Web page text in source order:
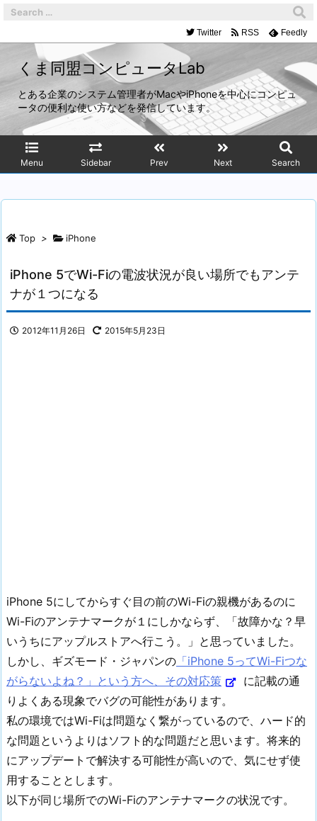
くま同盟コンピュータLab
とある企業のシステム管理者がMacやiPhoneを中心にコンピュ
ータの便利な使い方などを発信しています。
Menu Sidebar Prev Next Search
Twitter RSS Feedly
Top > iPhone
iPhone 5でWi-Fiの電波状況が良い場所でもアンテ
ナが１つになる
2012年11月26日 2015年5月23日
iPhone 5にしてからすぐ目の前のWi-Fiの親機があるのに
Wi-Fiのアンテナマークが１にしかならず、「故障かな？早
いうちにアップルストアへ行こう。」と思っていました。
しかし、ギズモード・ジャパンの 「iPhone 5ってWi-Fiつな
がらないよね？」という方へ、その対応策
に記載の通
りよくある現象でバグの可能性があります。
私の環境ではWi-Fiは問題なく繋がっているので、ハード的
な問題というよりはソフト的な問題だと思います。将来的
にアップデートで解決する可能性が高いので、気にせず使
用することとします。
以下が同じ場所でのWi-Fiのアンテナマークの状況です。